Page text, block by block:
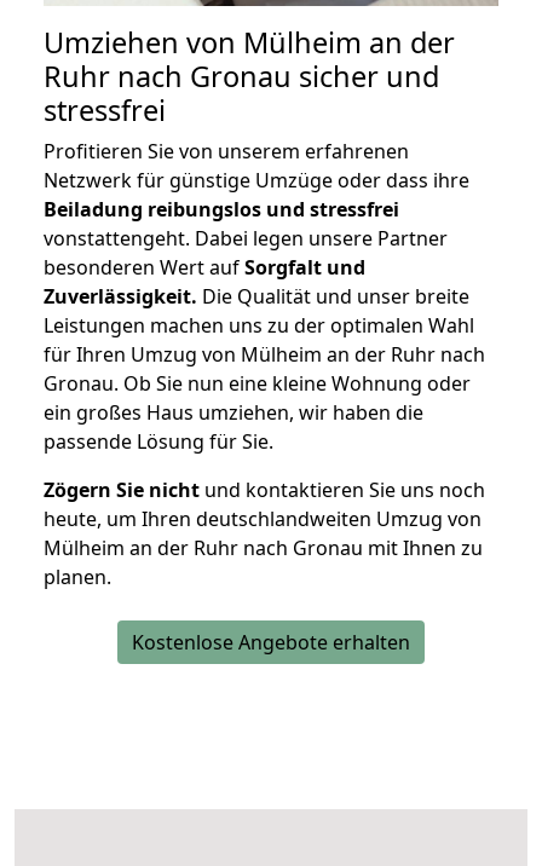
Umziehen von Mülheim an der
Ruhr nach Gronau sicher und
stressfrei
Profitieren Sie von unserem erfahrenen
Netzwerk für günstige Umzüge oder dass ihre
Beiladung reibungslos und stressfrei
vonstattengeht. Dabei legen unsere Partner
besonderen Wert aufSorgfalt und
Zuverlässigkeit. Die Qualität und unser breite
Leistungen machen uns zu der optimalen Wahl
für Ihren Umzug von Mülheim an der Ruhr nach
Gronau. Ob Sie nun eine kleine Wohnung oder
ein großes Haus umziehen, wir haben die
passende Lösung für Sie.
Zögern Sie nicht und kontaktieren Sie uns noch
heute, um Ihren deutschlandweiten Umzug von
Mülheim an der Ruhr nach Gronau mit Ihnen zu
planen.
Kostenlose Angebote erhalten